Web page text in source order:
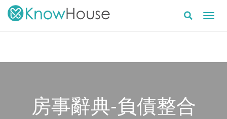
房事辭典-負債整合